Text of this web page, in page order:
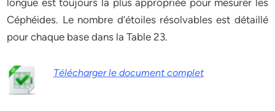
longue est toujours la plus appropriée pour mesurer les
Céphéides. Le nombre d’étoiles résolvables est détaillé
pour chaque base dans la Table 23.
Télécharger le document complet